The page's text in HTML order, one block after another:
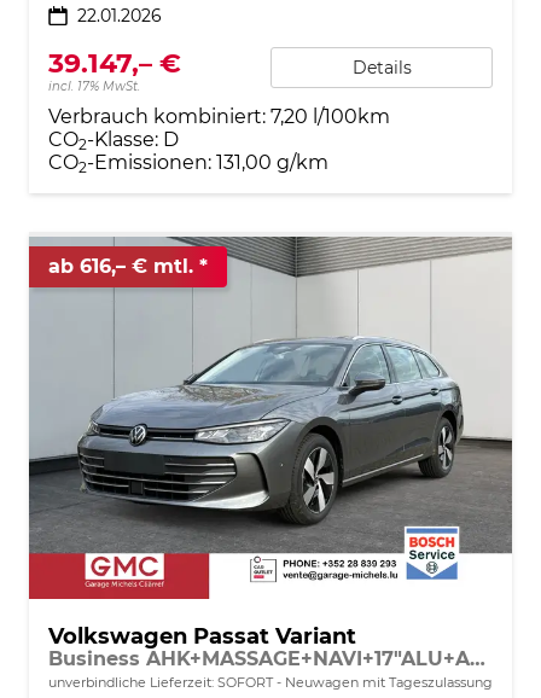
22.01.2026
39.147,– €
incl. 17% MwSt.
Details
Verbrauch kombiniert: 7,20 l/100km
CO2-Klasse: D
CO2-Emissionen: 131,00 g/km
ab 616,– € mtl.
Volkswagen Passat Variant
Business AHK+MASSAGE+NAVI+17"ALU+ACC+KAMERA+LED
unverbindliche Lieferzeit: SOFORT Neuwagen mit Tageszulassung